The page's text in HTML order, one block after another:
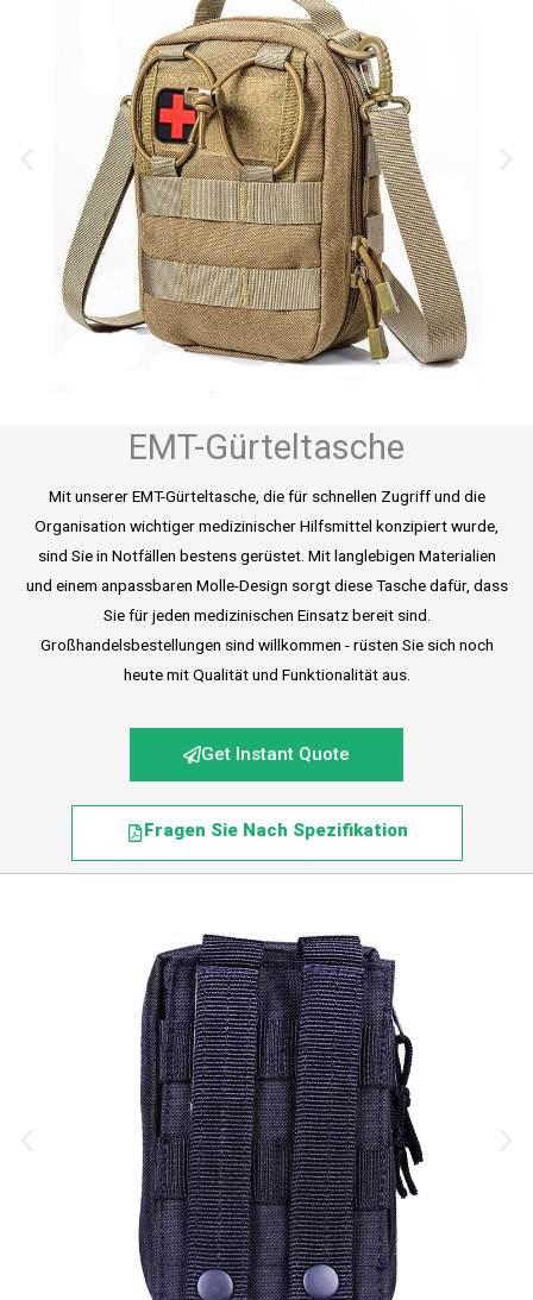
EMT-Gürteltasche
Mit unserer EMT-Gürteltasche, die für schnellen Zugriff und die
Organisation wichtiger medizinischer Hilfsmittel konzipiert wurde,
sind Sie in Notfällen bestens gerüstet. Mit langlebigen Materialien
und einem anpassbaren Molle-Design sorgt diese Tasche dafür, dass
Sie für jeden medizinischen Einsatz bereit sind.
Großhandelsbestellungen sind willkommen - rüsten Sie sich noch
heute mit Qualität und Funktionalität aus.
Get Instant Quote
Fragen Sie Nach Spezifikation